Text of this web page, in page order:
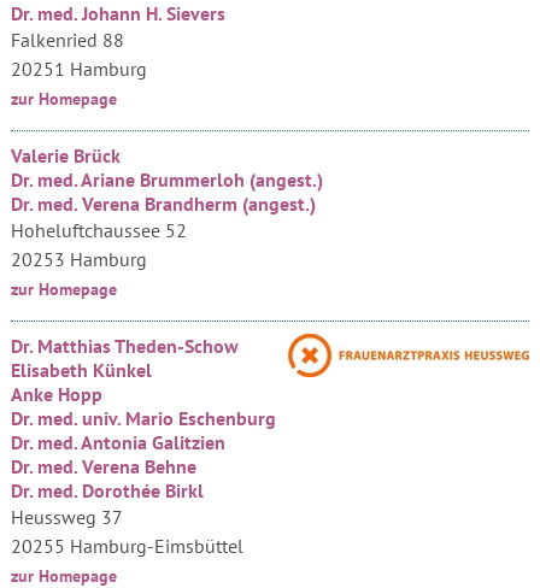
Dr. med. Johann H. Sievers
Falkenried 88
20251 Hamburg
zur Homepage
Valerie Brück
Dr. med. Ariane Brummerloh (angest.)
Dr. med. Verena Brandherm (angest.)
Hoheluftchaussee 52
20253 Hamburg
zur Homepage
Dr. Matthias Theden-Schow
Elisabeth Künkel
Anke Hopp
Dr. med. univ. Mario Eschenburg
Dr. med. Antonia Galitzien
Dr. med. Verena Behne
Dr. med. Dorothée Birkl
Heussweg 37
20255 Hamburg-Eimsbüttel
zur Homepage